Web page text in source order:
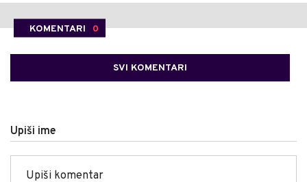
KOMENTARI 0
SVI KOMENTARI
Upiši ime